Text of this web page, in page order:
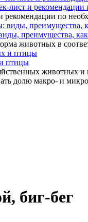
лист и рекомендации
рекомендации по
преимущества,
животных в
птицы
животных
долю макро- и
биг-бег